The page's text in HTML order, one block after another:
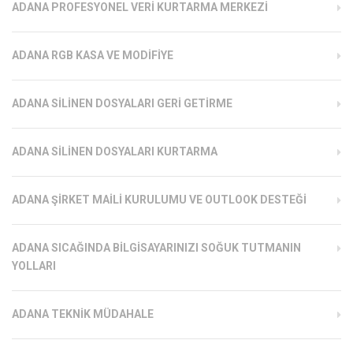
ADANA PROFESYONEL VERI KURTARMA MERKEZI
ADANA RGB KASA VE MODIFIYE
ADANA SILINEN DOSYALARI GERI GETIRME
ADANA SILINEN DOSYALARI KURTARMA
ADANA ŞIRKET MAILI KURULUMU VE OUTLOOK DESTEĞI
ADANA SICAĞINDA BILGISAYARINIZI SOĞUK TUTMANIN
YOLLARI
ADANA TEKNIK MÜDAHALE